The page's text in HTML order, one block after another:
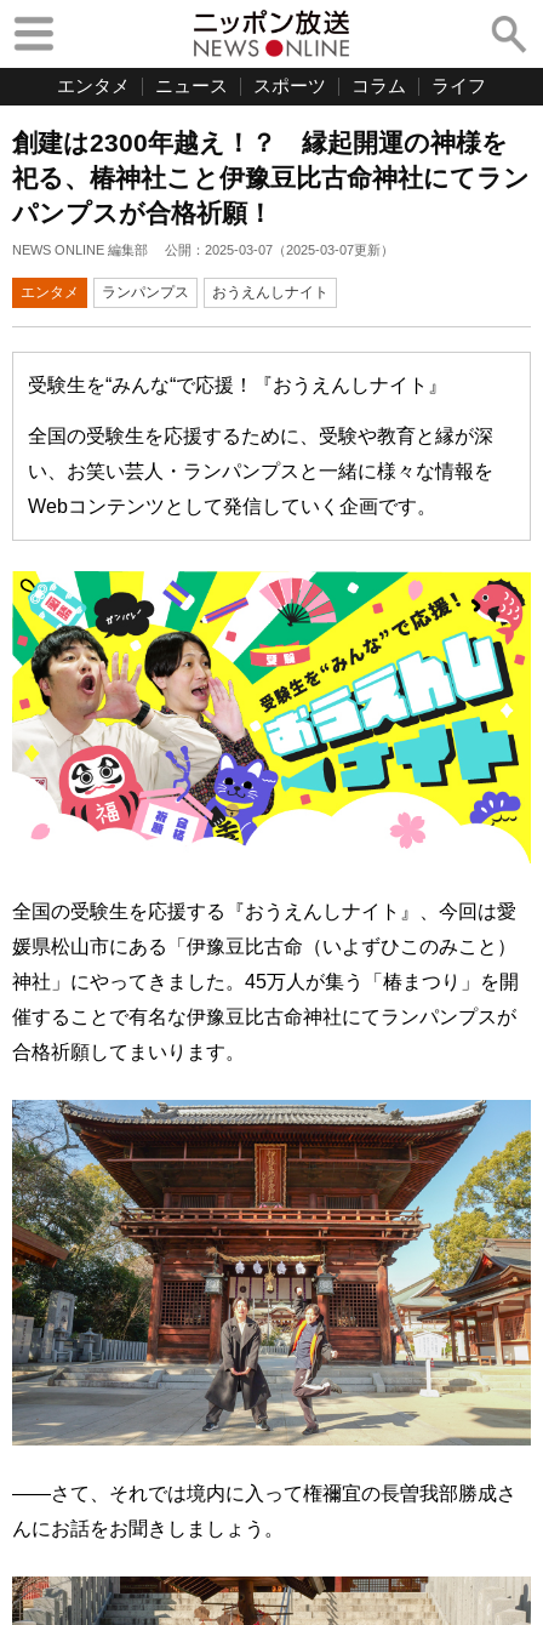
エンタメ ニュース スポーツ コラム ライフ
創建は2300年越え！？ 縁起開運の神様を
祀る、椿神社こと伊豫豆比古命神社にてラン
パンプスが合格祈願！
NEWS ONLINE 編集部 公開： 2025-03-07 （2025-03-07更新）
エンタメ ランパンプス おうえんしナイト
受験生を“みんな“で応援！『おうえんしナイト』
全国の受験生を応援するために、受験や教育と縁が深
い、お笑い芸人・ランパンプスと一緒に様々な情報を
Webコンテンツとして発信していく企画です。
全国の受験生を応援する『おうえんしナイト』、今回は愛
媛県松山市にある「伊豫豆比古命（いよずひこのみこと）
神社」にやってきました。45万人が集う「椿まつり」を開
催することで有名な伊豫豆比古命神社にてランパンプスが
合格祈願してまいります。
――さて、それでは境内に入って権禰宜の長曽我部勝成さ
んにお話をお聞きしましょう。